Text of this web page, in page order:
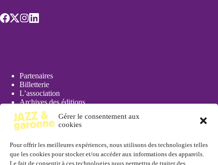
Gérer le consentement aux
cookies
Pour offrir les meilleures expériences, nous utilisons des technologies telles
que les cookies pour stocker et/ou accéder aux informations des appareils.
Le fait de consentir à ces technologies nous permettra de traiter des
Partenaires
Billetterie
L’association
Archives des éditions
Actualités
Presse